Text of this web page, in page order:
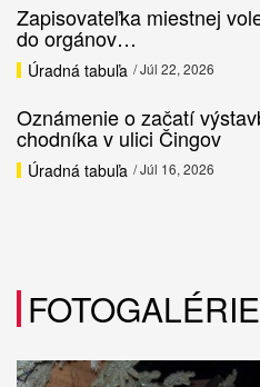
Zapisovateľka miestnej
do orgánov…
Úradná tabuľa / Júl 22, 2026
Oznámenie o začatí
chodníka v ulici Čingov
Úradná tabuľa / Júl 16, 2026
FOTOGALÉRIE